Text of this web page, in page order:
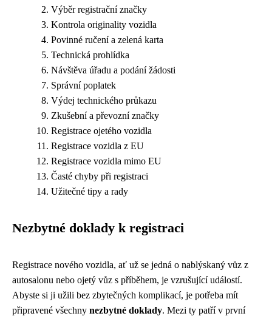
Výběr registrační značky
Kontrola originality vozidla
Povinné ručení a zelená karta
Technická prohlídka
Návštěva úřadu a podání žádosti
Správní poplatek
Výdej technického průkazu
Zkušební a převozní značky
Registrace ojetého vozidla
Registrace vozidla z EU
Registrace vozidla mimo EU
Časté chyby při registraci
Užitečné tipy a rady
Nezbytné doklady k registraci
Registrace nového vozidla, ať už se jedná o nablýskaný vůz z
autosalonu nebo ojetý vůz s příběhem, je vzrušující událostí.
Abyste si ji užili bez zbytečných komplikací, je potřeba mít
připravené všechny nezbytné doklady. Mezi ty patří v první